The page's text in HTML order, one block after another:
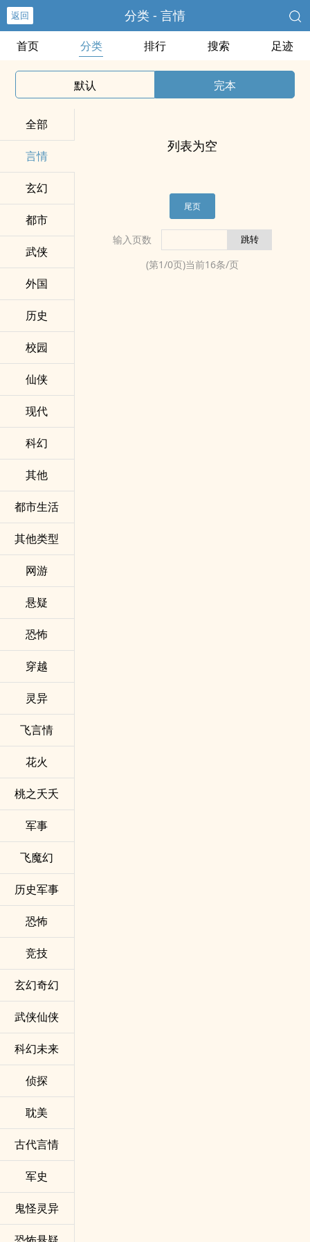
返回 分类 - 言情
首页 分类 排行 搜索 足迹
默认 完本
全部
言情
玄幻
都市
武侠
外国
历史
校园
仙侠
现代
科幻
其他
都市生活
其他类型
网游
悬疑
恐怖
穿越
灵异
飞言情
花火
桃之夭夭
军事
飞魔幻
历史军事
恐怖
竞技
玄幻奇幻
武侠仙侠
科幻未来
侦探
耽美
古代言情
军史
鬼怪灵异
列表为空
尾页
输入页数
(第1/0页)当前16条/页